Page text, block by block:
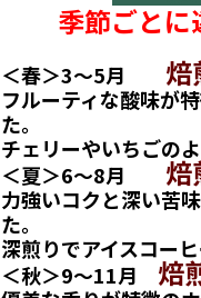
季節ごとに
＜春＞3～5月
フルーティな酸味が
た。
チェリーやいちごの
＜夏＞6～8月
力強いコクと深い苦
た。
深煎りでアイスコー
＜秋＞9～11月